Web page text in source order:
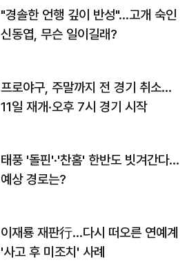
"경솔한 언행 깊이 반성"…고개 숙인
신동엽, 무슨 일이길래?
프로야구, 주말까지 전 경기 취소…
11일 재개·오후 7시 경기 시작
태풍 '돌핀'·'찬홈' 한반도 빗겨간다…
예상 경로는?
이재룡 재판行…다시 떠오른 연예계
'사고 후 미조치' 사례